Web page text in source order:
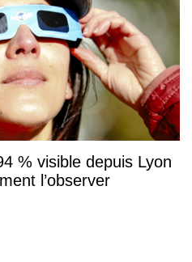
% visible depuis Lyon
l’observer